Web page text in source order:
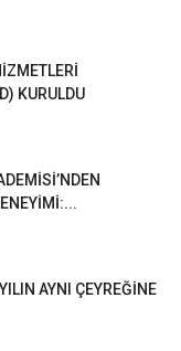
KURULDU
AYNI ÇEYREĞİNE